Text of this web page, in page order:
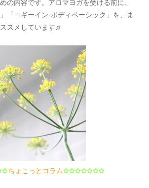
の内容です。アロマヨガを受ける前に、
「ヨギーイン-ボディベーシック」を、ま
スメしています♫
ちょこっとコラム✿✿✿✿✿✿✿